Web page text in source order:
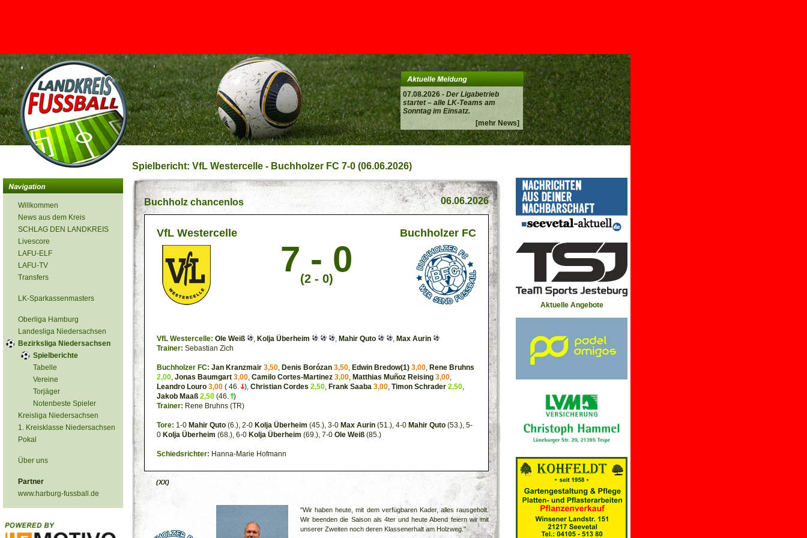
07.08.2026 - Der Ligabetrieb
startet – alle LK-Teams am
Sonntag im Einsatz.
[mehr News]
<
Willkommen
News aus dem Kreis
SCHLAG DEN LANDKREIS
Livescore
LAFU-ELF
LAFU-TV
Transfers
LK-Sparkassenmasters
Oberliga Hamburg
Landesliga Niedersachsen
Bezirksliga Niedersachsen
Spielberichte
Tabelle
Vereine
Torjäger
Notenbeste Spieler
Kreisliga Niedersachsen
1. Kreisklasse Niedersachsen
Pokal
Über uns
Partner
www.harburg-fussball.de
Spielbericht: VfL Westercelle - Buchholzer FC 7-0 (06.06.2026)
Buchholz chancenlos 06.06.2026
VfL Westercelle Buchholzer FC
7 - 0
(2 - 0)
VfL Westercelle: Ole Weiß , Kolja Überheim , Mahir Quto , Max Aurin
Trainer: Sebastian Zich
Buchholzer FC: Jan Kranzmair 3,50, Denis Borózan 3,50, Edwin Bredow(1) 3,00, Rene Bruhns
2,00, Jonas Baumgart 3,00, Camilo Cortes-Martinez 3,00, Matthias Muñoz Reising 3,00,
Leandro Louro 3,00 ( 46. ), Christian Cordes 2,50, Frank Saaba 3,00, Timon Schrader 2,50,
Jakob Maaß 2,50 (46. )
Trainer: Rene Bruhns (TR)
Tore: 1-0 Mahir Quto (6.), 2-0 Kolja Überheim (45.), 3-0 Max Aurin (51.), 4-0 Mahir Quto (53.), 5-
0 Kolja Überheim (68.), 6-0 Kolja Überheim (69.), 7-0 Ole Weiß (85.)
Schiedsrichter: Hanna-Marie Hofmann
(XX)
"Wir haben heute, mit dem verfügbaren Kader, alles rausgeholt.
Wir beenden die Saison als 4ter und heute Abend feiern wir mit
unserer Zweiten noch deren Klassenerhalt am Holzweg."
Aktuelle Angebote